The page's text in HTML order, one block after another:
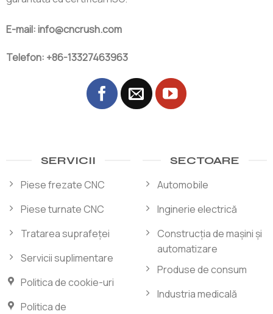
E-mail: info@cncrush.com
Telefon: +86-13327463963
SERVICII
Piese frezate CNC
Piese turnate CNC
Tratarea suprafeței
Servicii suplimentare
Politica de cookie-uri
Politica de
SECTOARE
Automobile
Inginerie electrică
Construcția de mașini și
automatizare
Produse de consum
Industria medicală